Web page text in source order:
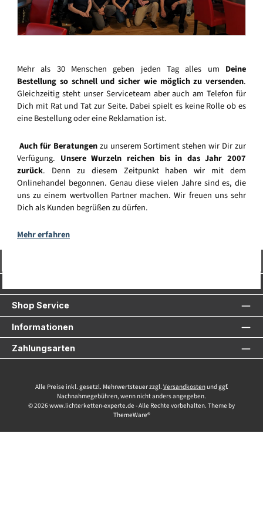
Mehr als 30 Menschen geben jeden Tag alles um Deine
Bestellung so schnell und sicher wie möglich zu versenden.
Gleichzeitig steht unser Serviceteam aber auch am Telefon für
Dich mit Rat und Tat zur Seite. Dabei spielt es keine Rolle ob es
eine Bestellung oder eine Reklamation ist.
Auch für Beratungenzu unserem Sortiment stehen wir Dir zur
Verfügung. Unsere Wurzeln reichen bis in das Jahr 2007
zurück. Denn zu diesem Zeitpunkt haben wir mit dem
Onlinehandel begonnen. Genau diese vielen Jahre sind es, die
uns zu einem wertvollen Partner machen. Wir freuen uns sehr
Dich als Kunden begrüßen zu dürfen.
Mehr erfahren
Shop Service
Informationen
Zahlungsarten
Alle Preise inkl. gesetzl. Mehrwertsteuer zzgl. Versandkostenund ggf.
Nachnahmegebühren, wenn nicht anders angegeben.
© 2026 www.lichterketten-experte.de - Alle Rechte vorbehalten. Theme by
ThemeWare®